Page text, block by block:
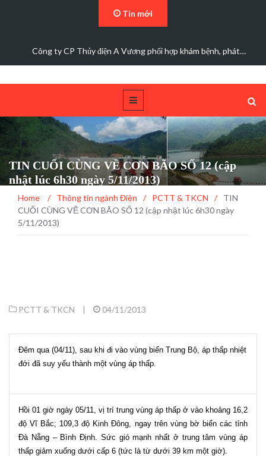
Tin mới
Đảng bộ Công ty Cổ phần Thủy điện A Vương sơ kết…
TIN CUỐI CÙNG VỀ CƠN BÃO SỐ 12 (cập
nhật lúc 6h30 ngày 5/11/2013)
Home / Thông tin ngành Điện / PCTT & TKCN /
TIN
CUỐI CÙNG VỀ CƠN BÃO SỐ 12 (cập nhật lúc 6h30 ngày
5/11/2013)
PCTT & TKCN | 04/11/2013
Đêm qua (04/11), sau khi đi vào vùng biển Trung Bộ, áp thấp nhiệt
đới đã suy yếu thành một vùng áp thấp.
Hồi 01 giờ ngày 05/11, vị trí trung vùng áp thấp ở vào khoảng 16,2
độ Vĩ Bắc; 109,3 độ Kinh Đông, ngay trên vùng bờ biển các tỉnh
Đà Nẵng – Bình Định. Sức gió mạnh nhất ở trung tâm vùng áp
thấp giảm xuống dưới cấp 6 (tức là từ dưới 39 km một giờ).